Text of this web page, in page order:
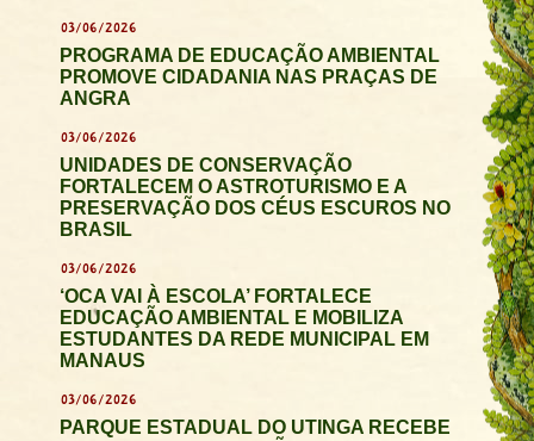
03/06/2026
PROGRAMA DE EDUCAÇÃO AMBIENTAL
PROMOVE CIDADANIA NAS PRAÇAS DE
ANGRA
03/06/2026
UNIDADES DE CONSERVAÇÃO
FORTALECEM O ASTROTURISMO E A
PRESERVAÇÃO DOS CÉUS ESCUROS NO
BRASIL
03/06/2026
‘OCA VAI À ESCOLA’ FORTALECE
EDUCAÇÃO AMBIENTAL E MOBILIZA
ESTUDANTES DA REDE MUNICIPAL EM
MANAUS
03/06/2026
PARQUE ESTADUAL DO UTINGA RECEBE